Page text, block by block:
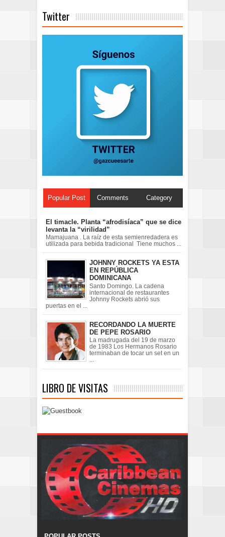
Twitter
Popular Post Comments Category
El timacle. Planta “afrodisíaca” que se dice
levanta la “virilidad”
Mamajuana . La raíz de esta semienredadera es
utilizada para bebida tradicional Tiene muchos ...
JOHNNY ROCKETS YA ESTA
EN REPÚBLICA
DOMINICANA
Santo Domingo. La cadena
internacional de restaurantes
Johnny Rockets abrió sus
puertas en el ...
RECORDANDO LA MUERTE
DE PEPE ROSARIO
La madrugada del 19 de marzo
de 1983 Los Hermanos Rosario
terminaban de tocar un set en un
...
LIBRO DE VISITAS